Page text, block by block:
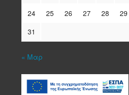
24
25 26 27 28 29
31
« Μαρ